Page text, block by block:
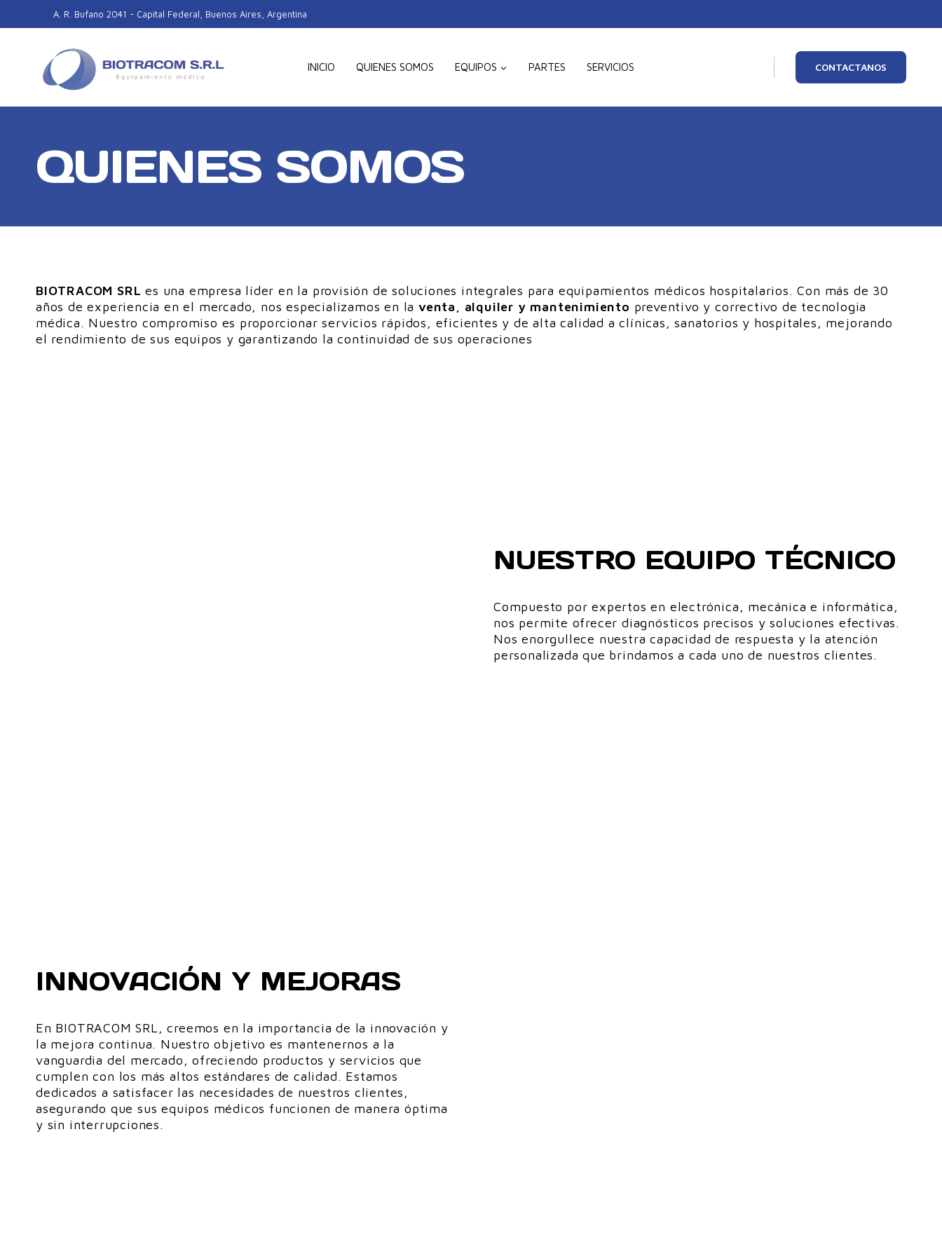
to
A. R. Bufano 2041 - Capital Federal, Buenos Aires, Argentina
INICIO QUIENES SOMOS EQUIPOS PARTES SERVICIOS CONTACTANOS
QUIENES SOMOS
BIOTRACOM SRL es una empresa líder en la provisión de soluciones integrales para equipamientos médicos hospitalarios. Con más de 30
años de experiencia en el mercado, nos especializamos en la venta, alquiler y mantenimiento preventivo y correctivo de tecnologia
médica. Nuestro compromiso es proporcionar servicios rápidos, eficientes y de alta calidad a clínicas, sanatorios y hospitales, mejorando
el rendimiento de sus equipos y garantizando la continuidad de sus operaciones
NUESTRO EQUIPO TÉCNICO
Compuesto por expertos en electrónica, mecánica e informática,
nos permite ofrecer diagnósticos precisos y soluciones efectivas.
Nos enorgullece nuestra capacidad de respuesta y la atención
personalizada que brindamos a cada uno de nuestros clientes.
INNOVACIÓN Y MEJORAS
En BIOTRACOM SRL, creemos en la importancia de la innovación y
la mejora continua. Nuestro objetivo es mantenernos a la
vanguardia del mercado, ofreciendo productos y servicios que
cumplen con los más altos estándares de calidad. Estamos
dedicados a satisfacer las necesidades de nuestros clientes,
asegurando que sus equipos médicos funcionen de manera óptima
y sin interrupciones.